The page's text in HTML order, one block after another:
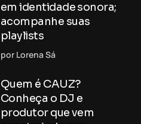
em identidade sonora;
acompanhe suas
playlists
por Lorena Sá
Quem é CAUZ?
Conheça o DJ e
produtor que vem